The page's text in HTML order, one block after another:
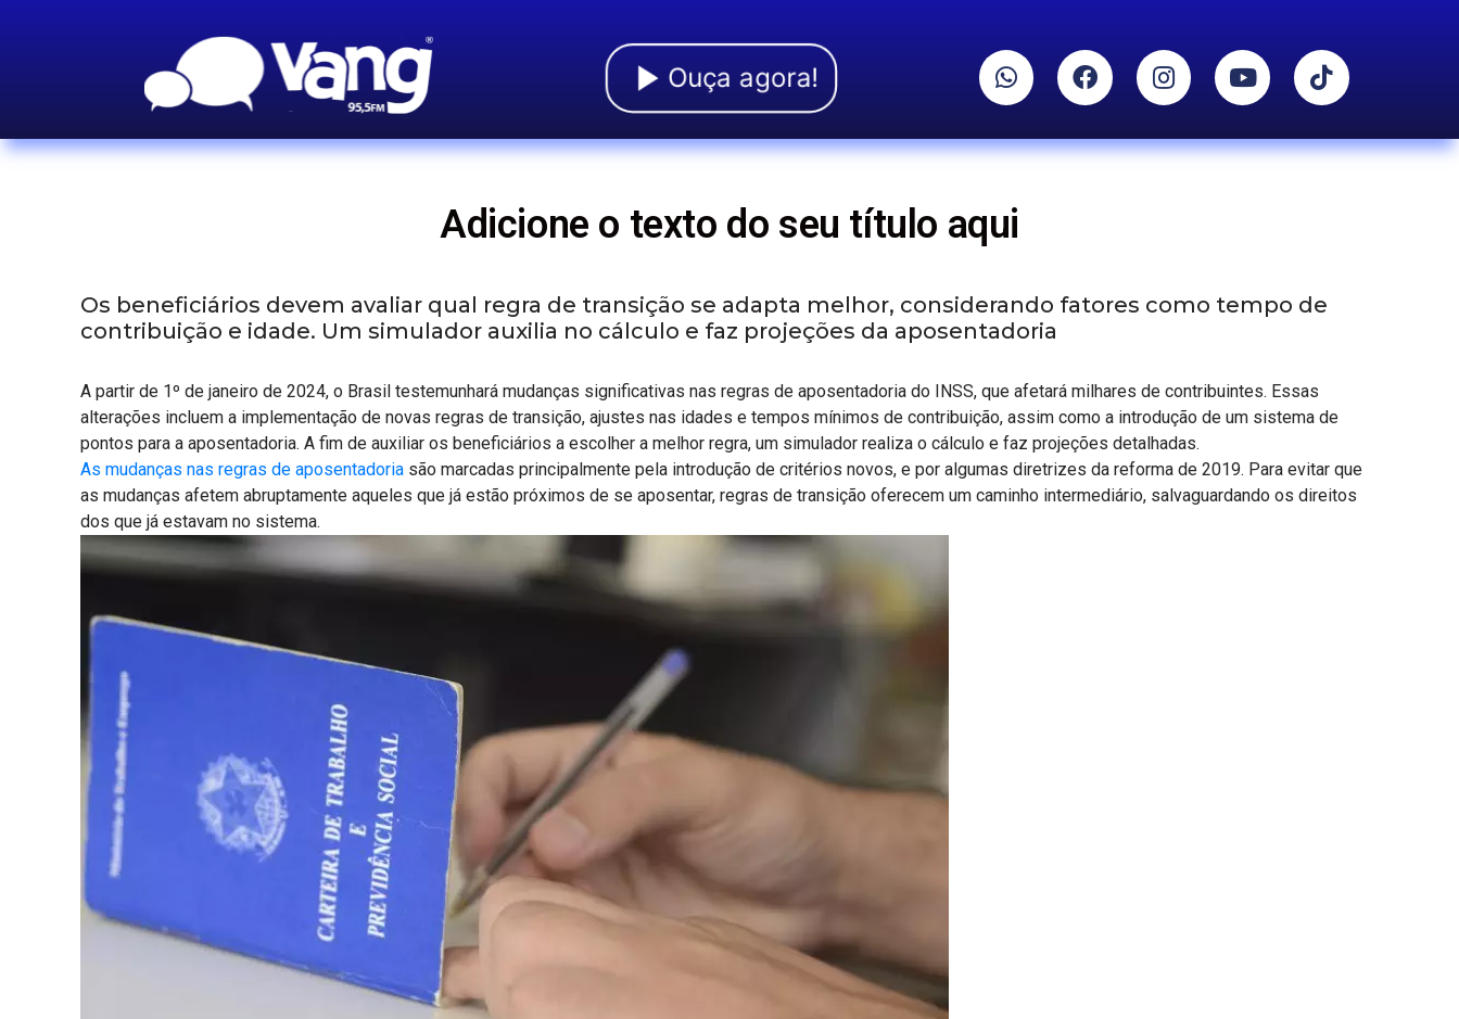
Ouça agora!
Adicione o texto do seu título aqui
Os beneficiários devem avaliar qual regra de transição se adapta melhor, considerando fatores como tempo de
contribuição e idade. Um simulador auxilia no cálculo e faz projeções da aposentadoria
A partir de 1º de janeiro de 2024, o Brasil testemunhará mudanças significativas nas regras de aposentadoria do INSS, que afetará milhares de contribuintes. Essas
alterações incluem a implementação de novas regras de transição, ajustes nas idades e tempos mínimos de contribuição, assim como a introdução de um sistema de
pontos para a aposentadoria. A fim de auxiliar os beneficiários a escolher a melhor regra, um simulador realiza o cálculo e faz projeções detalhadas.
As mudanças nas regras de aposentadoria são marcadas principalmente pela introdução de critérios novos, e por algumas diretrizes da reforma de 2019. Para evitar que
as mudanças afetem abruptamente aqueles que já estão próximos de se aposentar, regras de transição oferecem um caminho intermediário, salvaguardando os direitos
dos que já estavam no sistema.